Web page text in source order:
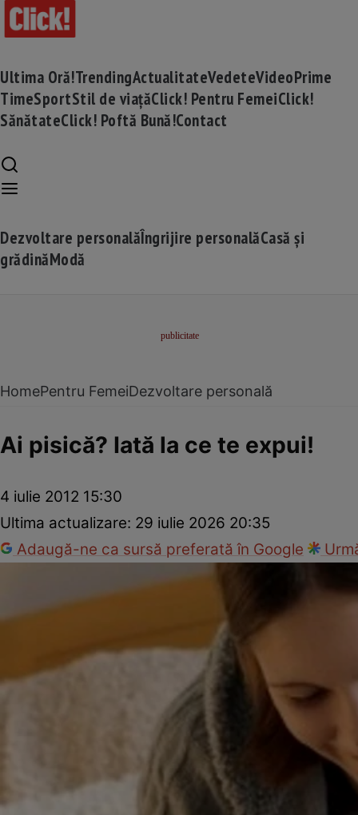
Ultima Oră!TrendingActualitateVedeteVideoPrime
TimeSportStil de viațăClick! Pentru FemeiClick!
SănătateClick! Poftă Bună!Contact
Dezvoltare personalăÎngrijire personalăCasă și
grădinăModă
HomePentru FemeiDezvoltare personală
Ai pisică? Iată la ce te expui!
4 iulie 2012 15:30
Ultima actualizare: 29 iulie 2026 20:35
Adaugă-ne ca sursă preferată în Google